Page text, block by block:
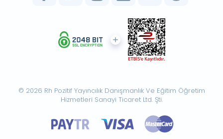
© 2026 Rh Pozitif Yayıncılık Danışmanlık Ve Eğitim Öğretim
Hizmetleri Sanayi Ticaret Ltd. Şti.